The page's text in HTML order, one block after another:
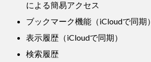
による簡易アクセス
ブックマーク機能（iCloudで同期）
表示履歴（iCloudで同期）
検索履歴